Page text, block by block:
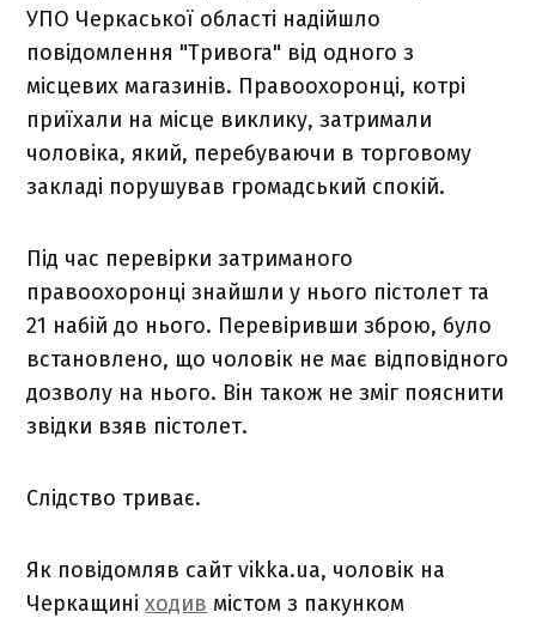
УПО Черкаської області надійшло
повідомлення "Тривога" від одного з
місцевих магазинів. Правоохоронці, котрі
приїхали на місце виклику, затримали
чоловіка, який, перебуваючи в торговому
закладі порушував громадський спокій.
Під час перевірки затриманого
правоохоронці знайшли у нього пістолет та
21 набій до нього. Перевіривши зброю, було
встановлено, що чоловік не має відповідного
дозволу на нього. Він також не зміг пояснити
звідки взяв пістолет.
Слідство триває.
Як повідомляв сайт vikka.ua, чоловік на
Черкащиніходив містом з пакунком